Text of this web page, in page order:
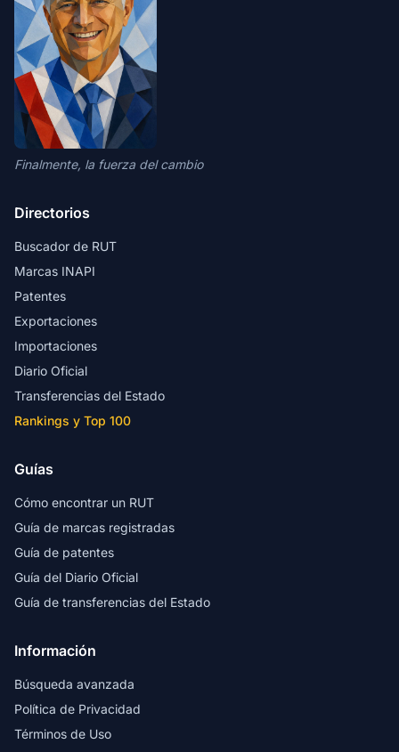
Finalmente, la fuerza del cambio
Directorios
Buscador de RUT
Marcas INAPI
Patentes
Exportaciones
Importaciones
Diario Oficial
Transferencias del Estado
Rankings y Top 100
Guías
Cómo encontrar un RUT
Guía de marcas registradas
Guía de patentes
Guía del Diario Oficial
Guía de transferencias del Estado
Información
Búsqueda avanzada
Política de Privacidad
Términos de Uso